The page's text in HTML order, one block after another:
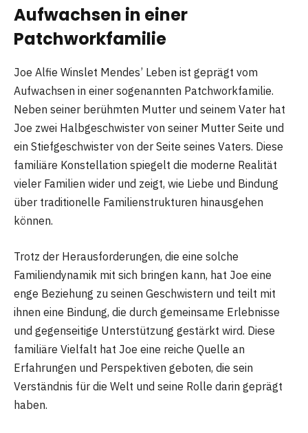
Aufwachsen in einer
Patchworkfamilie
Joe Alfie Winslet Mendes’ Leben ist geprägt vom
Aufwachsen in einer sogenannten Patchworkfamilie.
Neben seiner berühmten Mutter und seinem Vater hat
Joe zwei Halbgeschwister von seiner Mutter Seite und
ein Stiefgeschwister von der Seite seines Vaters. Diese
familiäre Konstellation spiegelt die moderne Realität
vieler Familien wider und zeigt, wie Liebe und Bindung
über traditionelle Familienstrukturen hinausgehen
können.
Trotz der Herausforderungen, die eine solche
Familiendynamik mit sich bringen kann, hat Joe eine
enge Beziehung zu seinen Geschwistern und teilt mit
ihnen eine Bindung, die durch gemeinsame Erlebnisse
und gegenseitige Unterstützung gestärkt wird. Diese
familiäre Vielfalt hat Joe eine reiche Quelle an
Erfahrungen und Perspektiven geboten, die sein
Verständnis für die Welt und seine Rolle darin geprägt
haben.